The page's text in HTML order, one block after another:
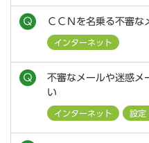
ＣＣＮを名乗る不審な
インターネット
不審なメールや迷惑メ
い
インターネット 設定